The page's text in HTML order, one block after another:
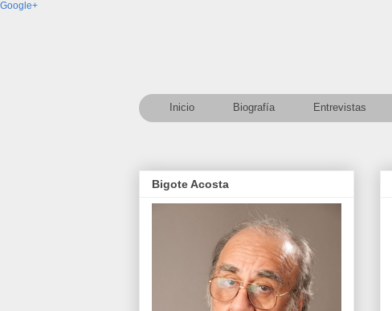
Google+
Inicio Biografía Entrevistas
Bigote Acosta